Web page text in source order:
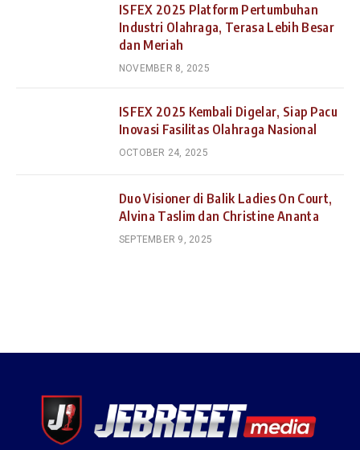
ISFEX 2025 Platform Pertumbuhan
Industri Olahraga, Terasa Lebih Besar
dan Meriah
NOVEMBER 8, 2025
ISFEX 2025 Kembali Digelar, Siap Pacu
Inovasi Fasilitas Olahraga Nasional
OCTOBER 24, 2025
Duo Visioner di Balik Ladies On Court,
Alvina Taslim dan Christine Ananta
SEPTEMBER 9, 2025